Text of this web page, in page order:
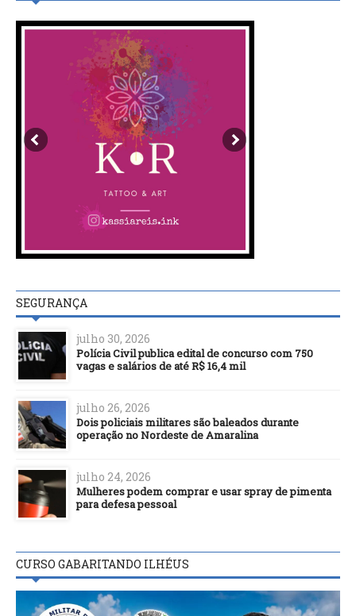
SEGURANÇA
julho 30, 2026
Polícia Civil publica edital de concurso com 750
vagas e salários de até R$ 16,4 mil
julho 26, 2026
Dois policiais militares são baleados durante
operação no Nordeste de Amaralina
julho 24, 2026
Mulheres podem comprar e usar spray de pimenta
para defesa pessoal
CURSO GABARITANDO ILHÉUS